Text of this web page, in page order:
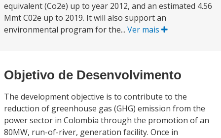
equivalent (Co2e) up to year 2012, and an estimated 4.56
Mmt C02e up to 2019. It will also support an
environmental program for the... Ver mais
Objetivo de Desenvolvimento
The development objective is to contribute to the
reduction of greenhouse gas (GHG) emission from the
power sector in Colombia through the promotion of an
80MW, run-of-river, generation facility. Once in